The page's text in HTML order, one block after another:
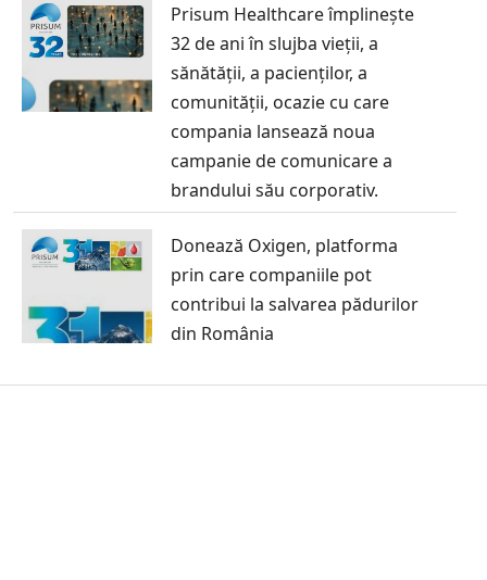
Prisum Healthcare împlinește
32 de ani în slujba vieții, a
sănătății, a pacienților, a
comunității, ocazie cu care
compania lansează noua
campanie de comunicare a
brandului său corporativ.
Donează Oxigen, platforma
prin care companiile pot
contribui la salvarea pădurilor
din România